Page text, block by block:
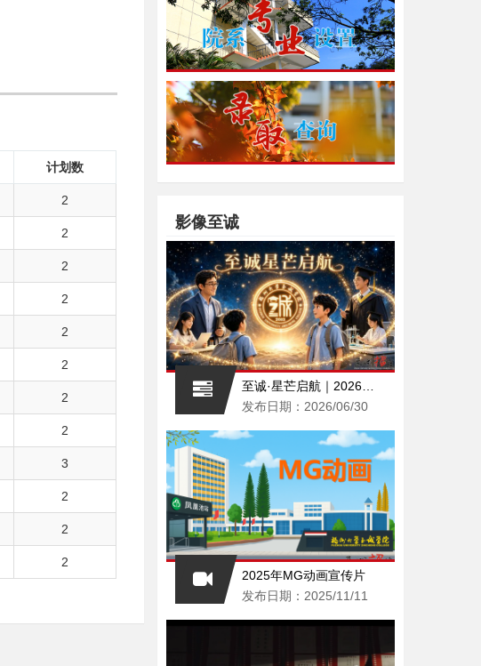
计划数
2
2
2
2
2
2
2
2
3
2
2
2
影像至诚
至诚·星芒启航｜2026福州大学至诚学院AI招生宣传片重磅上线，赴一场青春之约
发布日期：2026/06/30
2025年MG动画宣传片
发布日期：2025/11/11